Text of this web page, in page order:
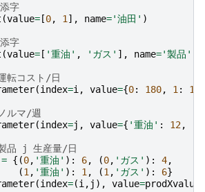
字
(value= [0, 1 ], name='油田' )
字
(value= [ '重油' , 'ガス' ], name='製品'
コスト/日
(index=i , value={0: 180, 1 : 160
ルマ/週
(index=j , value={ '重油' : 12,
品 j 生産量/日
= {(0, '重油' ): 6, (0, 'ガス' ): 4,
(1 , '重油' ): 1 , (1 , 'ガス' ): 6}
(index=(i , j ), value=prodXvalue